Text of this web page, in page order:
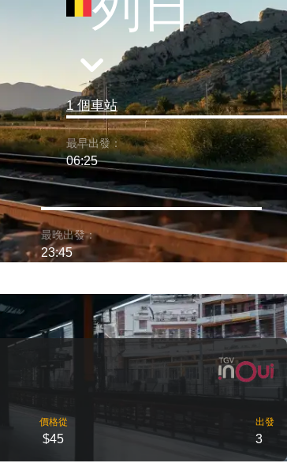
1 個車站
最早出發：
06:25
最晚出發：
23:45
價格從
$45
出發
3